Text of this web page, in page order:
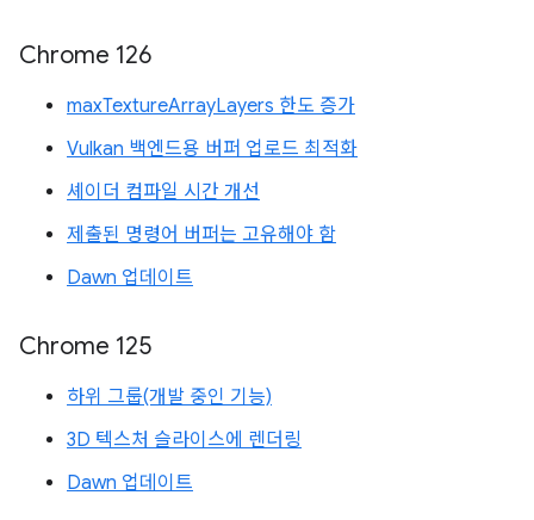
Chrome 126
maxTextureArrayLayers 한도 증가
Vulkan 백엔드용 버퍼 업로드 최적화
셰이더 컴파일 시간 개선
제출된 명령어 버퍼는 고유해야 함
Dawn 업데이트
Chrome 125
하위 그룹(개발 중인 기능)
3D 텍스처 슬라이스에 렌더링
Dawn 업데이트